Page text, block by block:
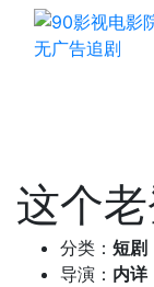
这个
分类： 短剧
导演： 内详